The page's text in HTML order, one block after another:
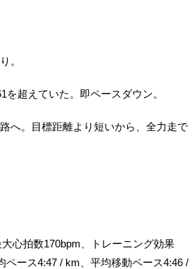
。
超えていた。即ペースダウン。
へ。目標距離より短いから、全力走で
心拍数170bpm、トレーニング効果
ペース4:47 / km、平均移動ペース4:46 /